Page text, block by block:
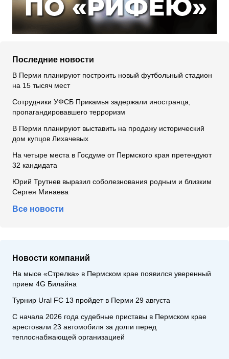
Последние новости
В Перми планируют построить новый футбольный стадион
на 15 тысяч мест
Сотрудники УФСБ Прикамья задержали иностранца,
пропагандировавшего терроризм
В Перми планируют выставить на продажу исторический
дом купцов Лихачевых
На четыре места в Госдуме от Пермского края претендуют
32 кандидата
Юрий Трутнев выразил соболезнования родным и близким
Сергея Минаева
Все новости
Новости компаний
На мысе «Стрелка» в Пермском крае появился уверенный
прием 4G Билайна
Турнир Ural FC 13 пройдет в Перми 29 августа
С начала 2026 года судебные приставы в Пермском крае
арестовали 23 автомобиля за долги перед
теплоснабжающей организацией